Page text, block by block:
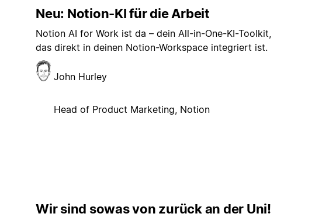
Neu: Notion-KI für die Arbeit
Notion AI for Work ist da – dein All-in-One-KI-Toolkit,
das direkt in deinen Notion-Workspace integriert ist.
John Hurley
Head of Product Marketing, Notion
Wir sind sowas von zurück an der Uni!